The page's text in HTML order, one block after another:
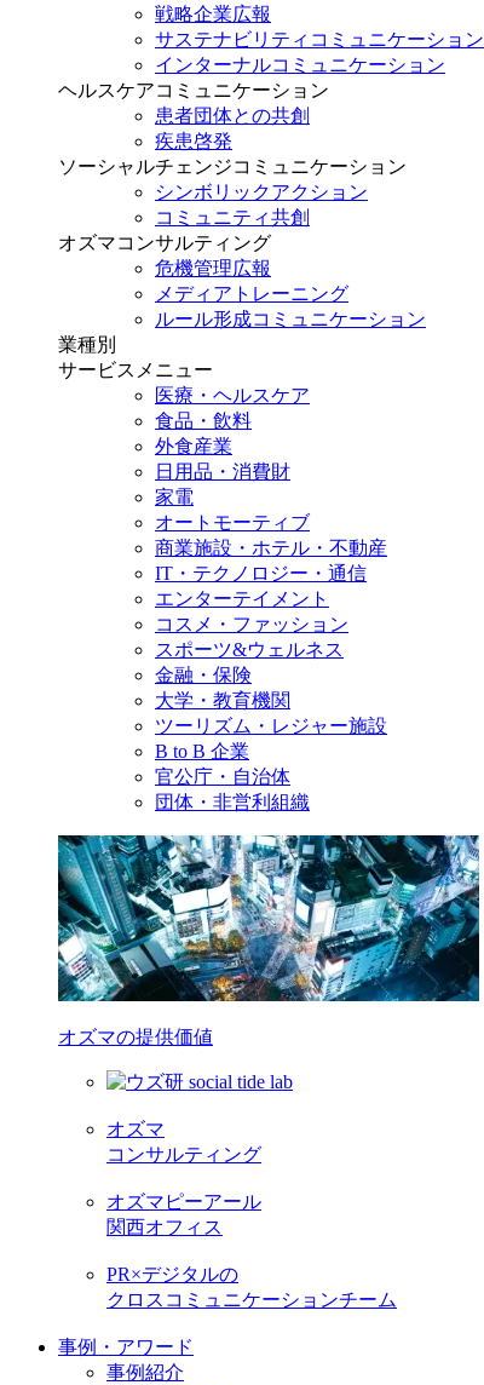
戦略企業広報
サステナビリティコミュニケーション
インターナルコミュニケーション
ヘルスケアコミュニケーション
患者団体との共創
疾患啓発
ソーシャルチェンジコミュニケーション
シンボリックアクション
コミュニティ共創
オズマコンサルティング
危機管理広報
メディアトレーニング
ルール形成コミュニケーション
業種別
サービスメニュー
医療・ヘルスケア
食品・飲料
外食産業
日用品・消費財
家電
オートモーティブ
商業施設・ホテル・不動産
IT・テクノロジー・通信
エンターテイメント
コスメ・ファッション
スポーツ&ウェルネス
金融・保険
大学・教育機関
ツーリズム・レジャー施設
B to B 企業
官公庁・自治体
団体・非営利組織
オズマの提供価値
オズマ
コンサルティング
オズマピーアール
関西オフィス
PR×デジタルの
クロスコミュニケーションチーム
事例・アワード
事例紹介